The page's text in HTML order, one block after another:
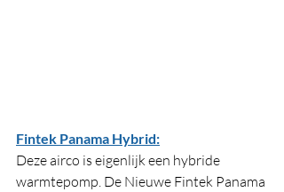
Fintek Panama Hybrid:
Deze airco is eigenlijk een hybride
warmtepomp. De Nieuwe Fintek Panama